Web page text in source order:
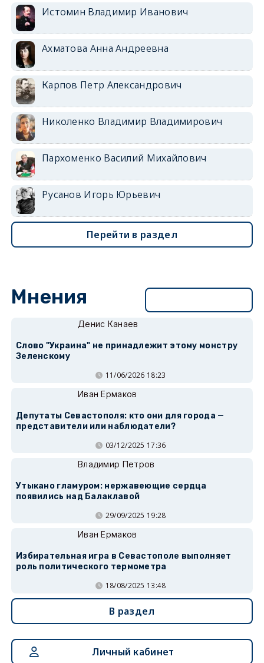
Истомин Владимир Иванович
Ахматова Анна Андреевна
Карпов Петр Александрович
Николенко Владимир Владимирович
Пархоменко Василий Михайлович
Русанов Игорь Юрьевич
Перейти в раздел
Мнения
Денис Канаев
Слово "Украина" не принадлежит этому монстру
Зеленскому
11/06/2026 18:23
Иван Ермаков
Депутаты Севастополя: кто они для города —
представители или наблюдатели?
03/12/2025 17:36
Владимир Петров
Утыкано гламуром: нержавеющие сердца
появились над Балаклавой
29/09/2025 19:28
Иван Ермаков
Избирательная игра в Севастополе выполняет
роль политического термометра
18/08/2025 13:48
В раздел
Личный кабинет